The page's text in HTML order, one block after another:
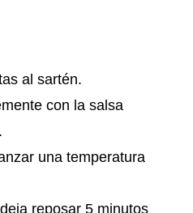
al sartén.
con la salsa
una temperatura
reposar 5 minutos